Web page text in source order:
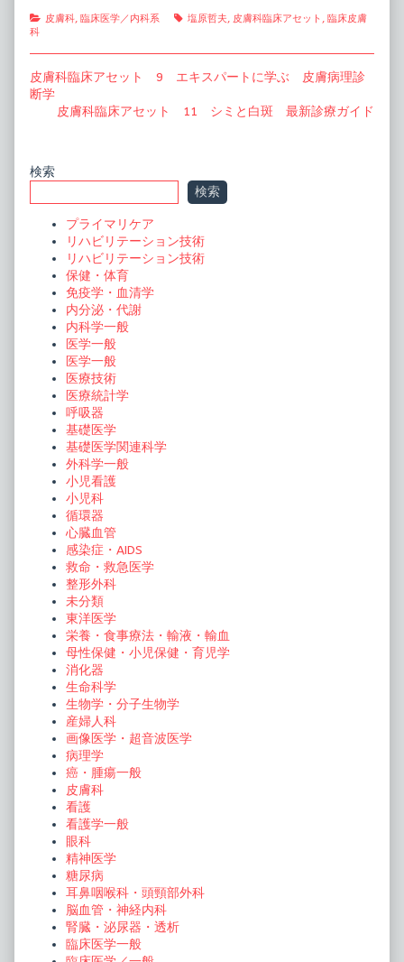
Categories
皮膚科, 臨床医学／内科系 Tags
塩原哲夫, 皮膚科臨床アセット , 臨床皮膚
科
投
稿
ゲ
ー
Previous
post:
皮膚科臨床アセット 9 エキスパートに学ぶ 皮膚病理診
断学
Next
皮膚科臨床アセット 11 シミと白斑 最新診療ガイド
Primary
Sidebar
検索
検索
プライマリケア
リハビリテーション技術
リハビリテーション技術
保健・体育
免疫学・血清学
内分泌・代謝
内科学一般
医学一般
医学一般
医療技術
医療統計学
呼吸器
基礎医学
基礎医学関連科学
外科学一般
小児看護
小児科
循環器
心臓血管
感染症・AIDS
救命・救急医学
整形外科
未分類
東洋医学
栄養・食事療法・輸液・輸血
母性保健・小児保健・育児学
消化器
生命科学
生物学・分子生物学
産婦人科
画像医学・超音波医学
病理学
癌・腫瘍一般
皮膚科
看護
看護学一般
眼科
精神医学
糖尿病
耳鼻咽喉科・頭頸部外科
脳血管・神経内科
腎臓・泌尿器・透析
臨床医学一般